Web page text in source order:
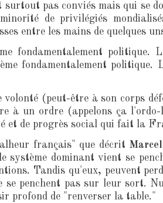
pas conviés mais qui se
de privilégiés
entre les mains de quelques
fondamentalement politique.
fondamentalement politique.
(peut-être à son corps
à un ordre (appelons ça
et de progrès social qui fait la
français" que décrit
système dominant vient se
Tandis qu'eux, peuvent
penchent pas sur leur sort.
profond de "renverser la table."